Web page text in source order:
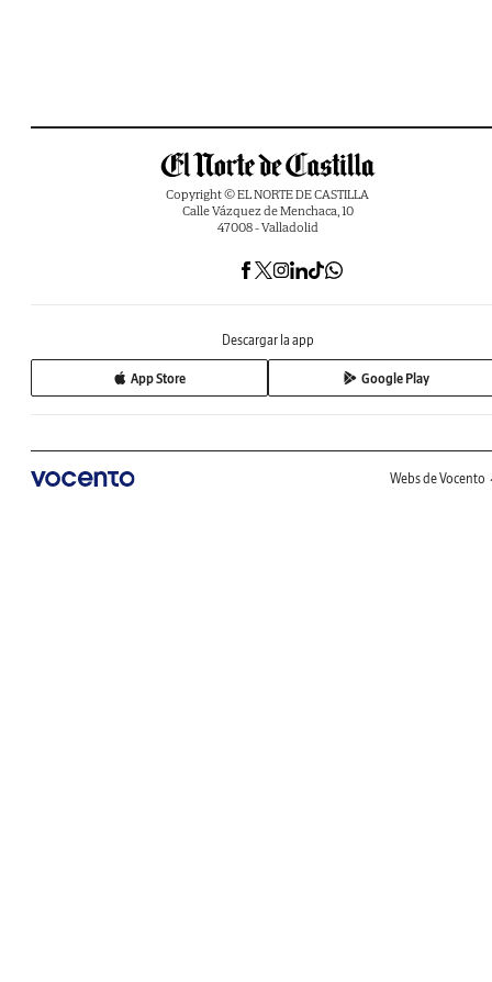
Copyright © EL NORTE DE CASTILLA
Calle Vázquez de Menchaca, 10
47008 - Valladolid
Descargar la app
App Store Google Play
Webs de Vocento